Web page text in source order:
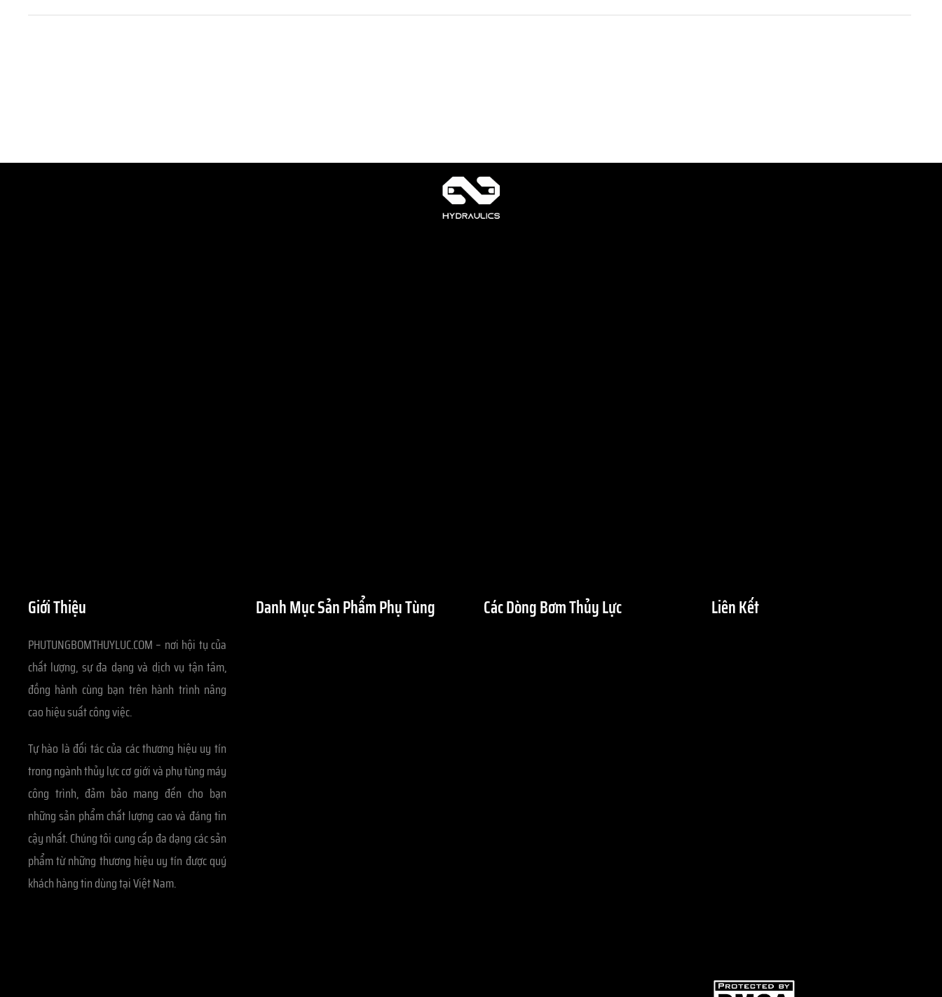
Giới Thiệu
PHUTUNGBOMTHUYLUC.COM – nơi hội tụ của
chất lượng, sự đa dạng và dịch vụ tận tâm,
đồng hành cùng bạn trên hành trình nâng
cao hiệu suất công việc.
Tự hào là đối tác của các thương hiệu uy tín
trong ngành thủy lực cơ giới và phụ tùng máy
công trình, đảm bảo mang đến cho bạn
những sản phẩm chất lượng cao và đáng tin
cậy nhất. Chúng tôi cung cấp đa dạng các sản
phẩm từ những thương hiệu uy tín được quý
khách hàng tin dùng tại Việt Nam.
Danh Mục Sản Phẩm Phụ Tùng Các Dòng Bơm Thủy Lực Liên Kết